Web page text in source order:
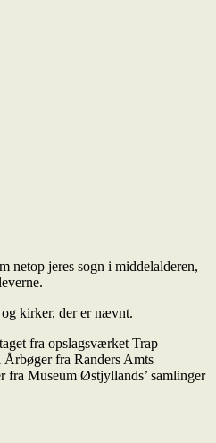
netop jeres sogn i middelalderen,
kirker, der er nævnt.
fra opslagsværket Trap
fra Randers Amts
fra Museum Østjyllands’ samlinger